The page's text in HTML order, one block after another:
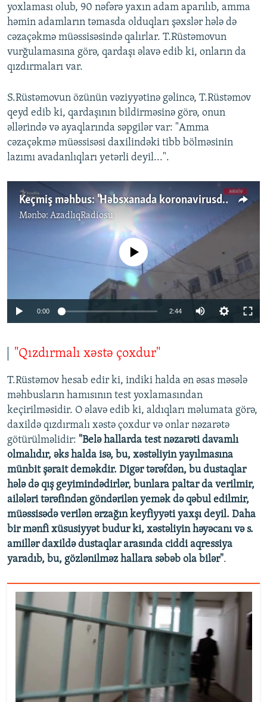
yoxlaması olub, 90 nəfərə yaxın adam aparılıb, amma
həmin adamların təmasda olduqları şəxslər hələ də
cəzaçəkmə müəssisəsində qalırlar. T.Rüstəmovun
vurğulamasına görə, qardaşı əlavə edib ki, onların da
qızdırmaları var.
S.Rüstəmovun özünün vəziyyətinə gəlincə, T.Rüstəmov
qeyd edib ki, qardaşının bildirməsinə görə, onun
əllərində və ayaqlarında səpgilər var: "Amma
cəzaçəkmə müəssisəsi daxilindəki tibb bölməsinin
lazımı avadanlıqları yetərli deyil...".
Keçmiş məhbus: "Həbsxanada koronavirusdan sağalmaq imkanı sıfırdır"
Mənbə: AzadlıqRadiosu
1080p
No media source currently available
0:00 2:44
"Qızdırmalı xəstə çoxdur"
T.Rüstəmov hesab edir ki, indiki halda ən əsas məsələ
məhbusların hamısının test yoxlamasından
keçirilməsidir. O əlavə edib ki, aldıqları məlumata görə,
daxildə qızdırmalı xəstə çoxdur və onlar nəzarətə
götürülməlidir: "Belə hallarda test nəzarəti davamlı
olmalıdır, əks halda isə, bu, xəstəliyin yayılmasına
münbit şərait deməkdir. Digər tərəfdən, bu dustaqlar
hələ də qış geyimindədirlər, bunlara paltar da verilmir,
ailələri tərəfindən göndərilən yemək də qəbul edilmir,
müəssisədə verilən ərzağın keyfiyyəti yaxşı deyil. Daha
bir mənfi xüsusiyyət budur ki, xəstəliyin həyəcanı və s.
amillər daxildə dustaqlar arasında ciddi aqressiya
yaradıb, bu, gözlənilməz hallara səbəb ola bilər".